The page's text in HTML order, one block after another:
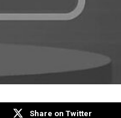
Share on Twitter